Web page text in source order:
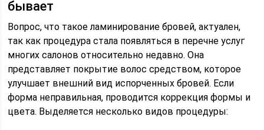
бывает
Вопрос, что такое ламинирование бровей, актуален,
так как процедура стала появляться в перечне услуг
многих салонов относительно недавно. Она
представляет покрытие волос средством, которое
улучшает внешний вид испорченных бровей. Если
форма неправильная, проводится коррекция формы и
цвета. Выделяется несколько видов процедуры: